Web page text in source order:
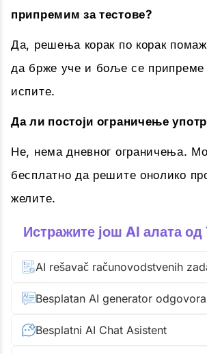
припремим за тестове?
Да, решења корак по корак
да брже уче и боље се припреме
испите.
Да ли постоји ограничење
Не, нема дневног ограничења.
бесплатно да решите онолико
желите.
Истражите још AI алата
AI rešavač računovodstvenih
Besplatan AI generator odgovora
Besplatni AI Chat Asistent